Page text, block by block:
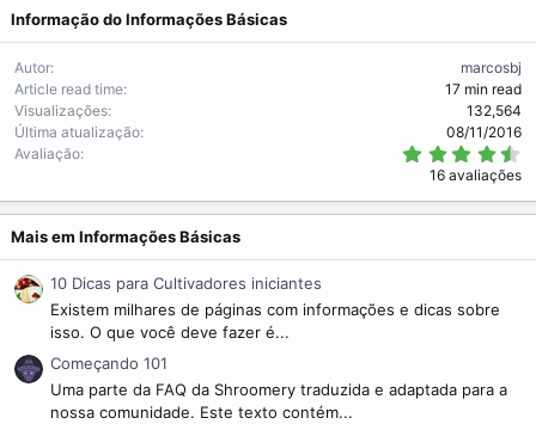
Informação do Informações Básicas
Autor
marcosbj
Article read time
17 min read
Visualizações
132,564
Última atualização
08/11/2016
Avaliação
.
8
1
s
16 avaliações
Mais em Informações Básicas
10 Dicas para Cultivadores iniciantes
Existem milhares de páginas com informações e dicas sobre
isso. O que você deve fazer é...
Começando 101
Uma parte da FAQ da Shroomery traduzida e adaptada para a
nossa comunidade. Este texto contém...